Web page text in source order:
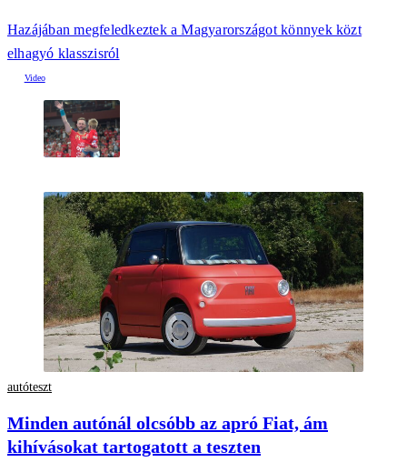
Hazájában megfeledkeztek a Magyarországot könnyek közt
elhagyó klasszisról
autóteszt
Minden autónál olcsóbb az apró Fiat, ám
kihívásokat tartogatott a teszten